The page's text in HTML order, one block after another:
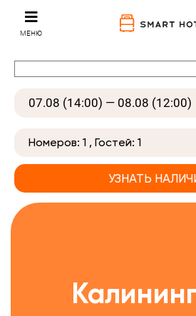
МЕНЮ
Номеров: 1 , Гостей: 1